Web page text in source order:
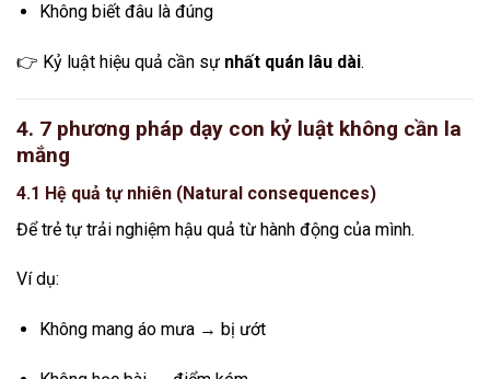
Không biết đâu là đúng
👉 Kỷ luật hiệu quả cần sự nhất quán lâu dài.
4. 7 phương pháp dạy con kỷ luật không cần la
mắng
4.1 Hệ quả tự nhiên (Natural consequences)
Để trẻ tự trải nghiệm hậu quả từ hành động của mình.
Ví dụ:
Không mang áo mưa → bị ướt